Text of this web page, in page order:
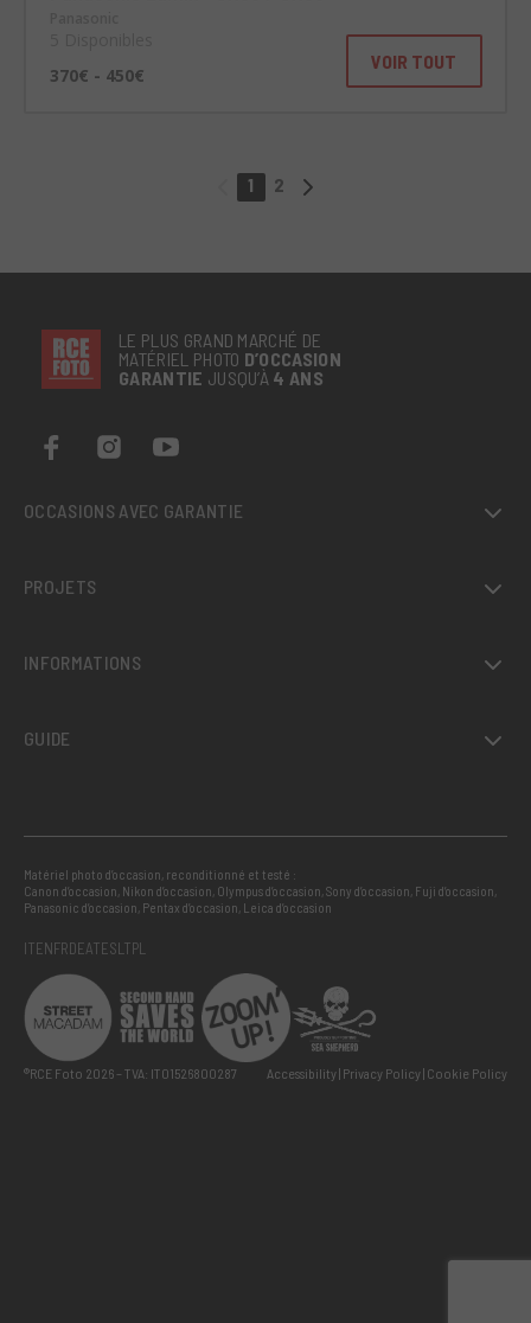
370€ - 450€
VOIR TOUT
1 2
LE PLUS GRAND MARCHÉ DE
MATÉRIEL PHOTO D’OCCASION
GARANTIE JUSQU’À 4 ANS
OCCASIONS AVEC GARANTIE
PROJETS
INFORMATIONS
GUIDE
Matériel photo d’occasion, reconditionné et testé :
Canon d’occasion, Nikon d’occasion, Olympus d’occasion,Sony d’occasion, Fuji d’occasion,
Panasonic d’occasion, Pentax d’occasion, Leica d’occasion
ITENFRDEATESLTPL
®RCE Foto 2026 – TVA: IT01526800287 Accessibility Privacy Policy Cookie Policy